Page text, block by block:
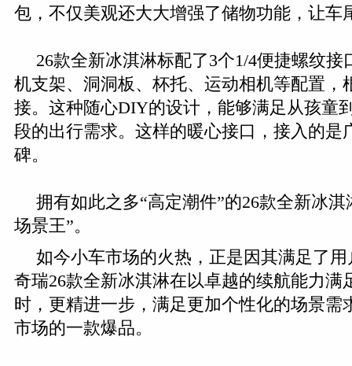
包，不仅美观还大大增强了储物功能，让车
26款全新冰淇淋标配了3个1/4便捷螺纹接
机支架、洞洞板、杯托、运动相机等配置，
接。这种随心DIY的设计，能够满足从孩童
段的出行需求。这样的暖心接口，接入的是
碑。
拥有如此之多“高定潮件”的26款全新冰
场景王”。
如今小车市场的火热，正是因其满足了
奇瑞26款全新冰淇淋在以卓越的续航能力满
时，更精进一步，满足更加个性化的场景需
市场的一款爆品。